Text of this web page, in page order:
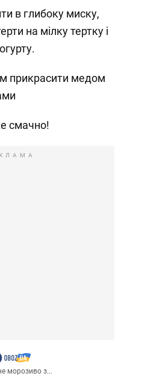
в глибоку миску,
на мілку тертку і
прикрасити медом
смачно!
морозиво з...